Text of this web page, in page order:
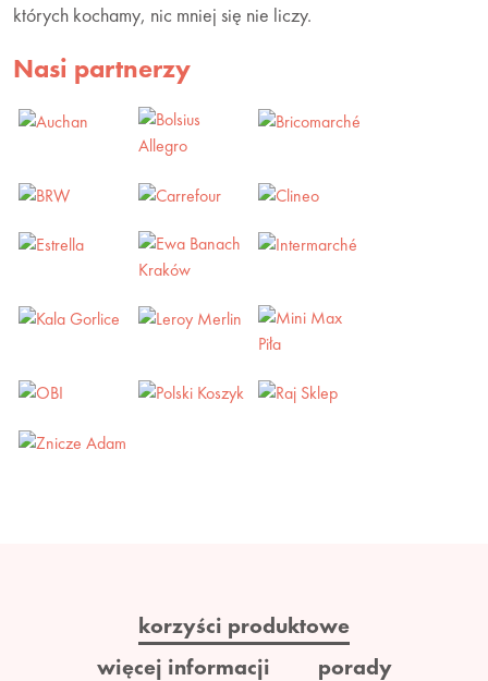
których kochamy, nic mniej się nie liczy.
Nasi partnerzy
korzyści produktowe
więcej informacji
porady